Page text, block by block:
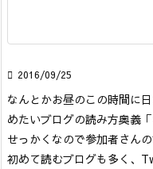
 2016/09/25
なんとかお昼のこの時間に
めたいブログの読み方奥義「
せっかくなので参加者さん
初めて読むブログも多く、